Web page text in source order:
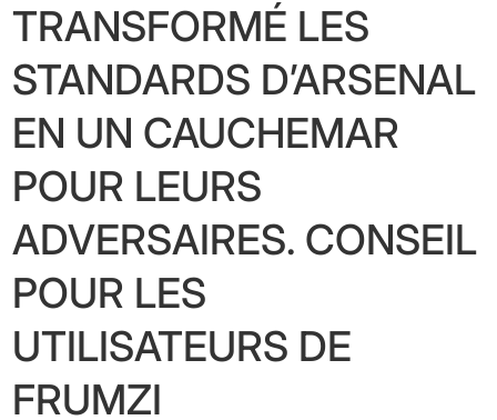
TRANSFORMÉ LES
STANDARDS D’ARSENAL
EN UN CAUCHEMAR
POUR LEURS
ADVERSAIRES. CONSEIL
POUR LES
UTILISATEURS DE
FRUMZI